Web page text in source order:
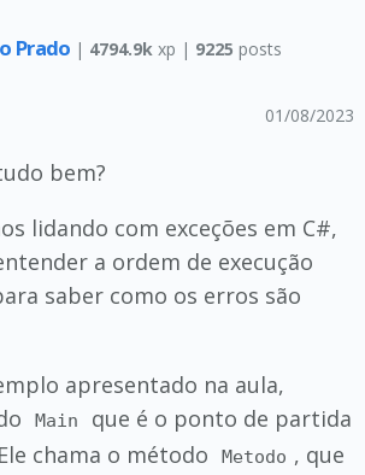
Prado | 4794.9k xp | 9225 posts
01/08/2023
bem?
lidando com exceções em C#,
a ordem de execução
saber como os erros são
apresentado na aula,
Main
que é o ponto de partida
chama o método
Metodo , que